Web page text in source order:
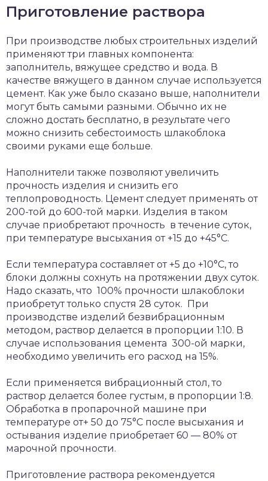
Приготовление раствора
При производстве любых строительных изделий
применяют три главных компонента:
заполнитель, вяжущее средство и вода. В
качестве вяжущего в данном случае используется
цемент. Как уже было сказано выше, наполнители
могут быть самыми разными. Обычно их не
сложно достать бесплатно, в результате чего
можно снизить себестоимость шлакоблока
своими руками еще больше.
Наполнители также позволяют увеличить
прочность изделия и снизить его
теплопроводность. Цемент следует применять от
200-той до 600-той марки. Изделия в таком
случае приобретают прочность в течение суток,
при температуре высыхания от +15 до +45°С.
Если температура составляет от +5 до +10°С, то
блоки должны сохнуть на протяжении двух суток.
Надо сказать, что 100% прочности шлакоблоки
приобретут только спустя 28 суток. При
производстве изделий безвибрационным
методом, раствор делается в пропорции 1:10. В
случае использования цемента 300-ой марки,
необходимо увеличить его расход на 15%.
Если применяется вибрационный стол, то
раствор делается более густым, в пропорции 1:8.
Обработка в пропарочной машине при
температуре от+ 50 до 75°C после высыхания и
остывания изделие приобретает 60 — 80% от
марочной прочности.
Приготовление раствора рекомендуется